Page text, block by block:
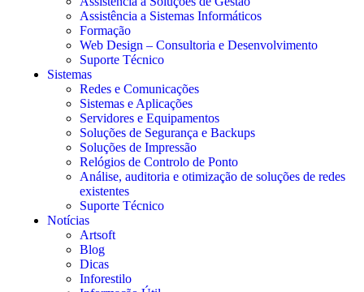
Assistência a Sistemas Informáticos
Formação
Web Design – Consultoria e Desenvolvimento
Suporte Técnico
Sistemas
Redes e Comunicações
Sistemas e Aplicações
Servidores e Equipamentos
Soluções de Segurança e Backups
Soluções de Impressão
Relógios de Controlo de Ponto
Análise, auditoria e otimização de soluções de redes
existentes
Suporte Técnico
Notícias
Artsoft
Blog
Dicas
Inforestilo